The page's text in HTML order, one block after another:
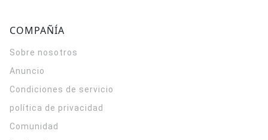
COMPAÑÍA
Sobre nosotros
Anuncio
Condiciones de servicio
política de privacidad
Comunidad